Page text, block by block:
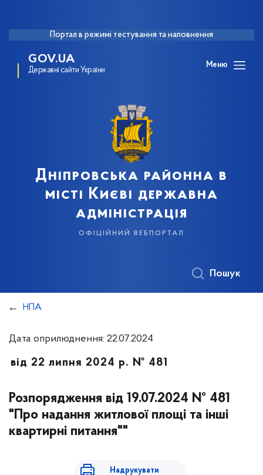
Портал в режимі тестування та наповнення
GOV.UA
Державні сайти України
Меню
Дніпровська районна в
місті Києві державна
адміністрація
офіційний вебпортал
Пошук
НПА
Дата оприлюднення: 22.07.2024
від 22 липня 2024 р. № 481
Розпорядження від 19.07.2024 № 481
"Про надання житлової площі та інші
квартирні питання""
Надрукувати